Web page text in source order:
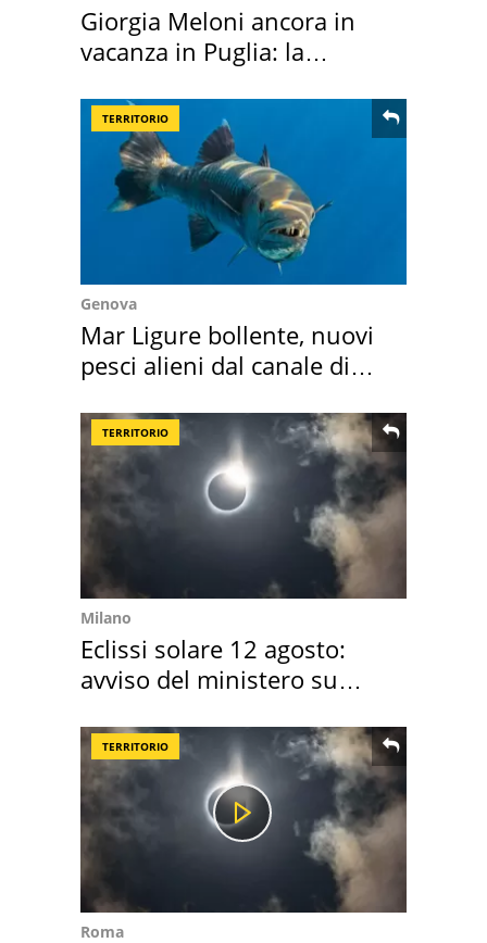
Giorgia Meloni ancora in
vacanza in Puglia: la
TERRITORIO
Genova
Mar Ligure bollente, nuovi
pesci alieni dal canale di
TERRITORIO
Milano
Eclissi solare 12 agosto:
avviso del ministero su
TERRITORIO
Roma